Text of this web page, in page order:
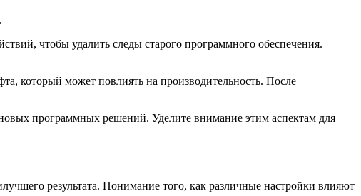
чтобы удалить следы старого программного обеспечения.
который может повлиять на производительность. После
программных решений. Уделите внимание этим аспектам для
результата. Понимание того, как различные настройки влияют